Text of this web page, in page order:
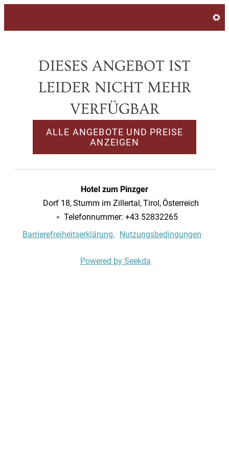
Angebotdetails
DIESES ANGEBOT IST
LEIDER NICHT MEHR
VERFÜGBAR
ALLE ANGEBOTE UND PREISE
ANZEIGEN
Hotel zum Pinzger
Dorf 18 Stumm im Zillertal Tirol Österreich
Telefonnummer: +43 52832265
Barrierefreiheitserklärung
Nutzungsbedingungen
Powered by Seekda